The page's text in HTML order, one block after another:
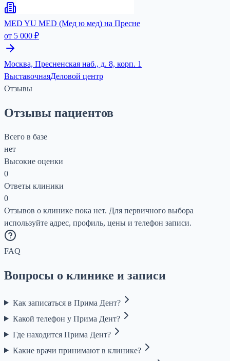
MED YU MED (Мед ю мед) на Пресне
от 5 000 ₽
Москва, Пресненская наб., д. 8, корп. 1
ВыставочнаяДеловой центр
Отзывы
Отзывы пациентов
Всего в базе
нет
Высокие оценки
0
Ответы клиники
0
Отзывов о клинике пока нет. Для первичного выбора
используйте адрес, профиль, цены и телефон записи.
FAQ
Вопросы о клинике и записи
Как записаться в Прима Дент?
Какой телефон у Прима Дент?
Где находится Прима Дент?
Какие врачи принимают в клинике?